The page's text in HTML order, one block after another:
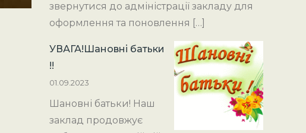
звернутися до адміністрації закладу для
оформлення та поновлення […]
УВАГА!Шановні батьки
!!
01.09.2023
Шановні батьки! Наш
заклад продовжує